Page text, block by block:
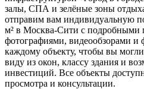
залы, СПА и зелёные зоны
отправим вам индивидуальную
м² в Москва-Сити с подробными
фотографиями, видеообзорами
каждому объекту, чтобы вы
виду из окон, классу здания и
инвестиций. Все объекты
просмотра и консультации.